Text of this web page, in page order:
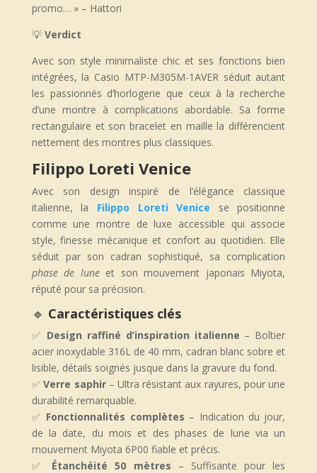
promo… » – Hattori
💡 Verdict
Avec son style minimaliste chic et ses fonctions bien
intégrées, la Casio MTP-M305M-1AVER séduit autant
les passionnés d’horlogerie que ceux à la recherche
d’une montre à complications abordable. Sa forme
rectangulaire et son bracelet en maille la différencient
nettement des montres plus classiques.
Filippo Loreti Venice
Avec son design inspiré de l’élégance classique
italienne, la Filippo Loreti Venice se positionne
comme une montre de luxe accessible qui associe
style, finesse mécanique et confort au quotidien. Elle
séduit par son cadran sophistiqué, sa complication
phase de luneet son mouvement japonais Miyota,
réputé pour sa précision.
🔹 Caractéristiques clés
✅ Design raffiné d’inspiration italienne – Boîtier
acier inoxydable 316L de 40 mm, cadran blanc sobre et
lisible, détails soignés jusque dans la gravure du fond.
✅Verre saphir– Ultra résistant aux rayures, pour une
durabilité remarquable.
✅ Fonctionnalités complètes – Indication du jour,
de la date, du mois et des phases de lune via un
mouvement Miyota 6P00 fiable et précis.
✅ Étanchéité 50 mètres – Suffisante pour les